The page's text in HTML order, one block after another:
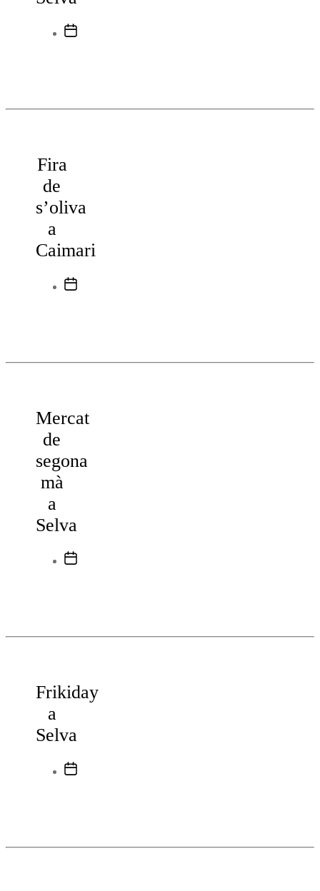
Data
Fira
de
s’oliva
a
Caimari
Data
Mercat
de
segona
mà
a
Selva
Data
Frikiday
a
Selva
Data